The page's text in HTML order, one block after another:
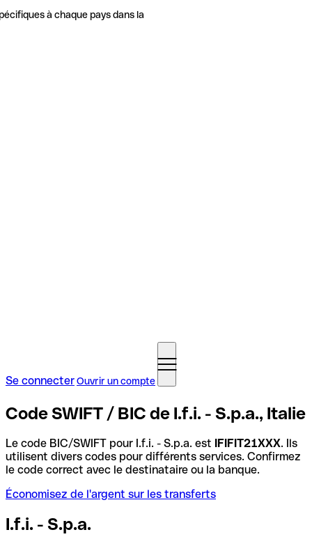
à chaque pays dans la
Se connecterOuvrir un compte
Code SWIFT / BIC de I.f.i. - S.p.a., Italie
Le code BIC/SWIFT pour I.f.i. - S.p.a. est IFIFIT21XXX. Ils
utilisent divers codes pour différents services. Confirmez
le code correct avec le destinataire ou la banque.
Économisez de l'argent sur les transferts
I.f.i. - S.p.a.